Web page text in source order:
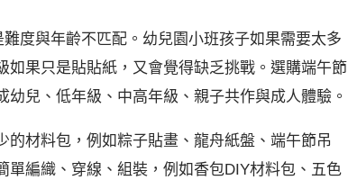
度與年齡不匹配。幼兒園小班孩子如果需要太多
如果只是貼貼紙，又會覺得缺乏挑戰。選購端午節
兒、低年級、中高年級、親子共作與成人體驗。
的材料包，例如粽子貼畫、龍舟紙盤、端午節吊
單編織、穿線、組裝，例如香包DIY材料包、五色